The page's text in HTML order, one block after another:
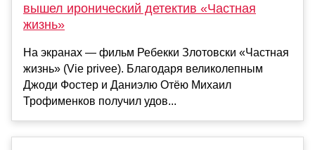
вышел иронический детектив «Частная
жизнь»
На экранах — фильм Ребекки Злотовски «Частная
жизнь» (Vie privee). Благодаря великолепным
Джоди Фостер и Даниэлю Отёю Михаил
Трофименков получил удов...